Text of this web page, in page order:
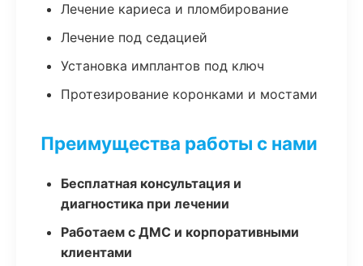
Лечение кариеса и пломбирование
Лечение под седацией
Установка имплантов под ключ
Протезирование коронками и мостами
Преимущества работы с нами
Бесплатная консультация и
диагностика при лечении
Работаем с ДМС и корпоративными
клиентами